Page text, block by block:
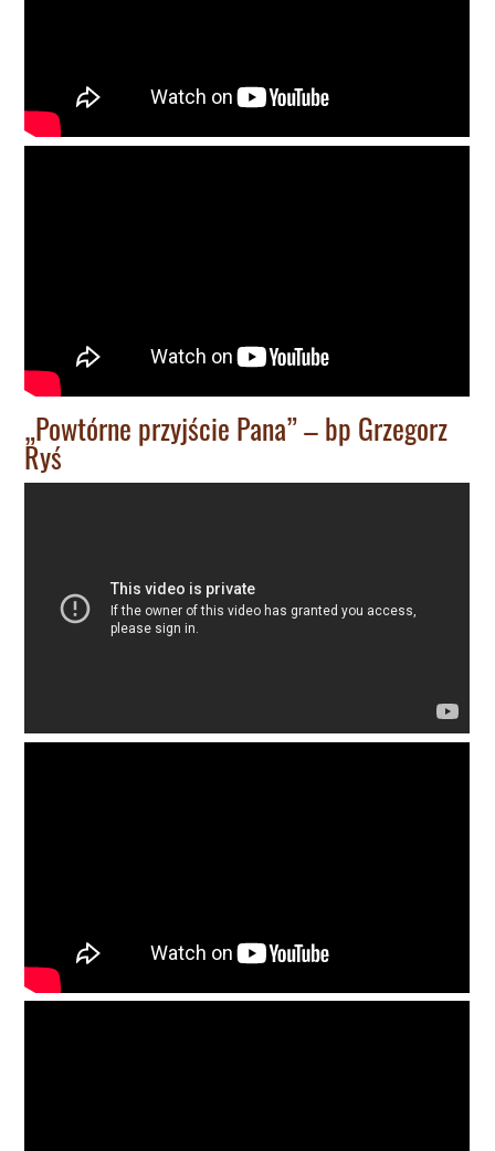
„Powtórne przyjście Pana” – bp Grzegorz
Ryś